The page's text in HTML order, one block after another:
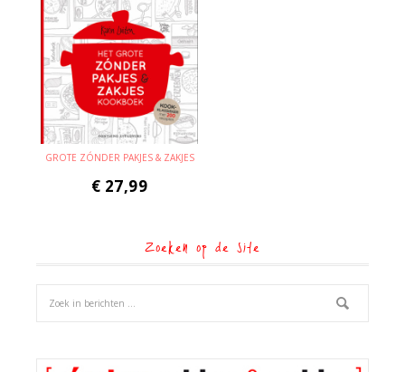
GROTE ZÓNDER PAKJES & ZAKJES
€ 27,99
Zoeken op de site